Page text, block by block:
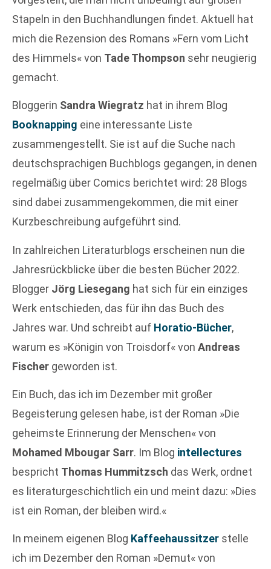
Stapeln in den Buchhandlungen findet. Aktuell hat
mich die Rezension des Romans »Fern vom Licht
des Himmels« von Tade Thompson sehr neugierig
gemacht.
Bloggerin Sandra Wiegratz hat in ihrem Blog
Booknapping eine interessante Liste
zusammengestellt. Sie ist auf die Suche nach
deutschsprachigen Buchblogs gegangen, in denen
regelmäßig über Comics berichtet wird: 28 Blogs
sind dabei zusammengekommen, die mit einer
Kurzbeschreibung aufgeführt sind.
In zahlreichen Literaturblogs erscheinen nun die
Jahresrückblicke über die besten Bücher 2022.
Blogger Jörg Liesegang hat sich für ein einziges
Werk entschieden, das für ihn das Buch des
Jahres war. Und schreibt auf Horatio-Bücher,
warum es »Königin von Troisdorf« von Andreas
Fischer geworden ist.
Ein Buch, das ich im Dezember mit großer
Begeisterung gelesen habe, ist der Roman »Die
geheimste Erinnerung der Menschen« von
Mohamed Mbougar Sarr. Im Blog intellectures
bespricht Thomas Hummitzsch das Werk, ordnet
es literaturgeschichtlich ein und meint dazu: »Dies
ist ein Roman, der bleiben wird.«
In meinem eigenen Blog Kaffeehaussitzer stelle
ich im Dezember den Roman »Demut« von